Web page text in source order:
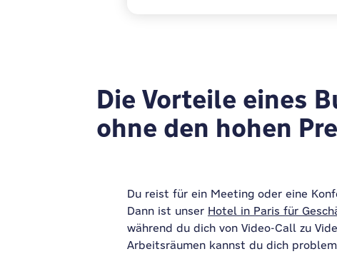
Die Vorteile eines
ohne den hohen
Du reist für ein Meeting oder eine
Dann ist unser Hotel in Paris für
während du dich von Video-Call zu
Arbeitsräumen kannst du dich